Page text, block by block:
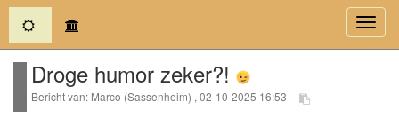
(current)
Droge humor zeker?!
Bericht van: Marco (Sassenheim) , 02-10-2025 16:53